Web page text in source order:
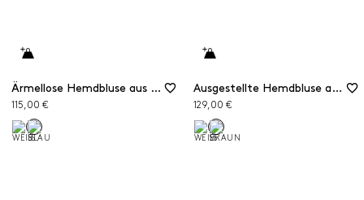
Ärmellose Hemdbluse aus Popeline
115,00 €
Ausgestellte Hemdbluse aus Popeline
129,00 €